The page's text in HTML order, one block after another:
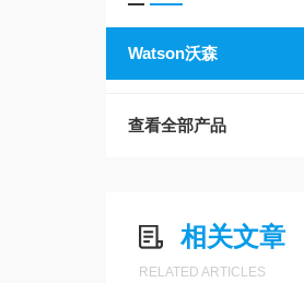
Watson沃森
查看全部产品
相关文章
RELATED ARTICLES